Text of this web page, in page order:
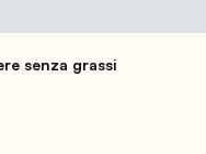
senza grassi